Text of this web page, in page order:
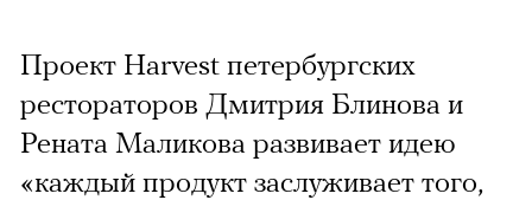
Проект Harvest петербургских
рестораторов Дмитрия Блинова и
Рената Маликова развивает идею
«каждый продукт заслуживает того,